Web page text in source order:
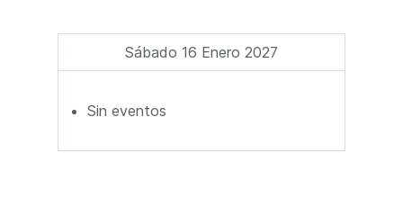
Sábado 16 Enero 2027
Sin eventos